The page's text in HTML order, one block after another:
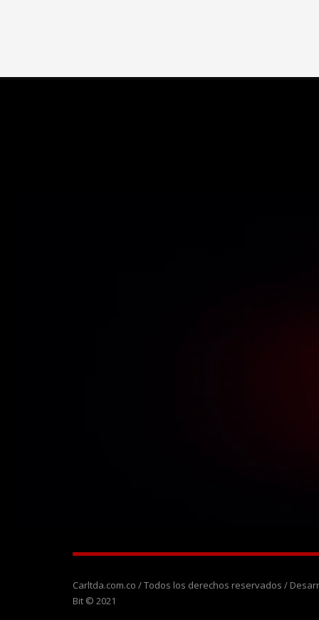
Carltda.com.co / Todos los derechos reservados /
Bit © 2021